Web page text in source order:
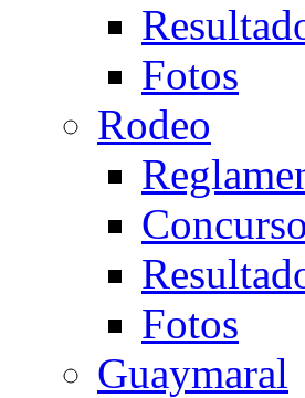
Fotos
Rodeo
Fotos
Guaymaral